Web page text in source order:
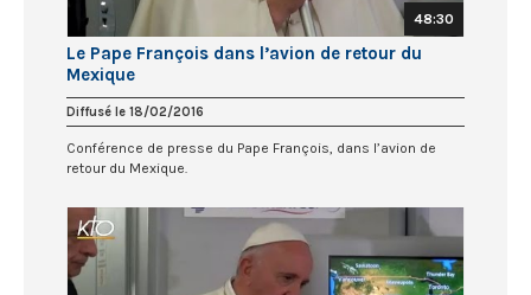
48:30
Le Pape François dans l’avion de retour du
Mexique
Diffusé le 18/02/2016
Conférence de presse du Pape François, dans l’avion de
retour du Mexique.